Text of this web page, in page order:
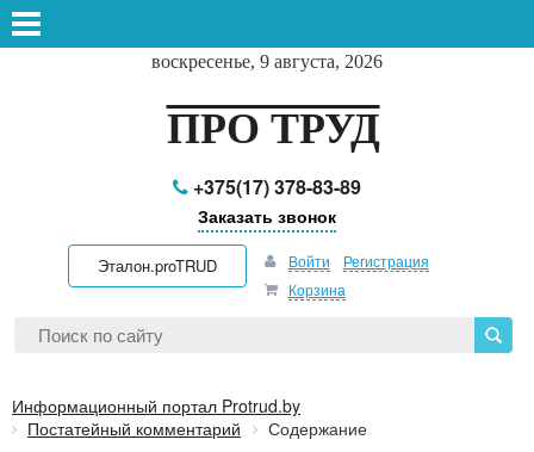
воскресенье, 9 августа, 2026
ПРО ТРУД
+375(17) 378-83-89
Заказать звонок
Эталон.proTRUD Войти
Регистрация
Корзина
Информационный портал Protrud.by
Постатейный комментарий
Содержание